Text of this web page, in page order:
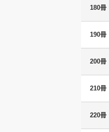
180冊
190冊
200冊
210冊
220冊